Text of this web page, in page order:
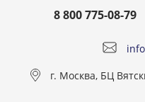
8 800 775-08-79
г. Москва, БЦ